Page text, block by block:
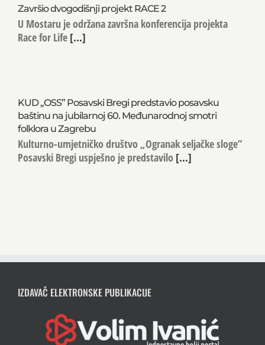
Završio dvogodišnji projekt RACE 2
U Mostaru je održana završna konferencija projekta
Race for Life [...]
KUD „OSS” Posavski Bregi predstavio posavsku
baštinu na jubilarnoj 60. Međunarodnoj smotri
folklora u Zagrebu
Kulturno-umjetničko društvo „Ogranak seljačke sloge”
Posavski Bregi uspješno je predstavilo [...]
IZDAVAČ ELEKTRONSKE PUBLIKACIJE